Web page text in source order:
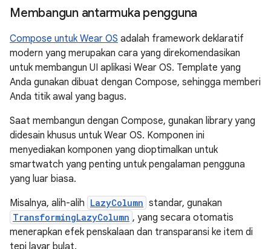
Membangun antarmuka pengguna
Compose untuk Wear OS adalah framework deklaratif
modern yang merupakan cara yang direkomendasikan
untuk membangun UI aplikasi Wear OS. Template yang
Anda gunakan dibuat dengan Compose, sehingga memberi
Anda titik awal yang bagus.
Saat membangun dengan Compose, gunakan library yang
didesain khusus untuk Wear OS. Komponen ini
menyediakan komponen yang dioptimalkan untuk
smartwatch yang penting untuk pengalaman pengguna
yang luar biasa.
Misalnya, alih-alih LazyColumn standar, gunakan
TransformingLazyColumn , yang secara otomatis
menerapkan efek penskalaan dan transparansi ke item di
tepi layar bulat.